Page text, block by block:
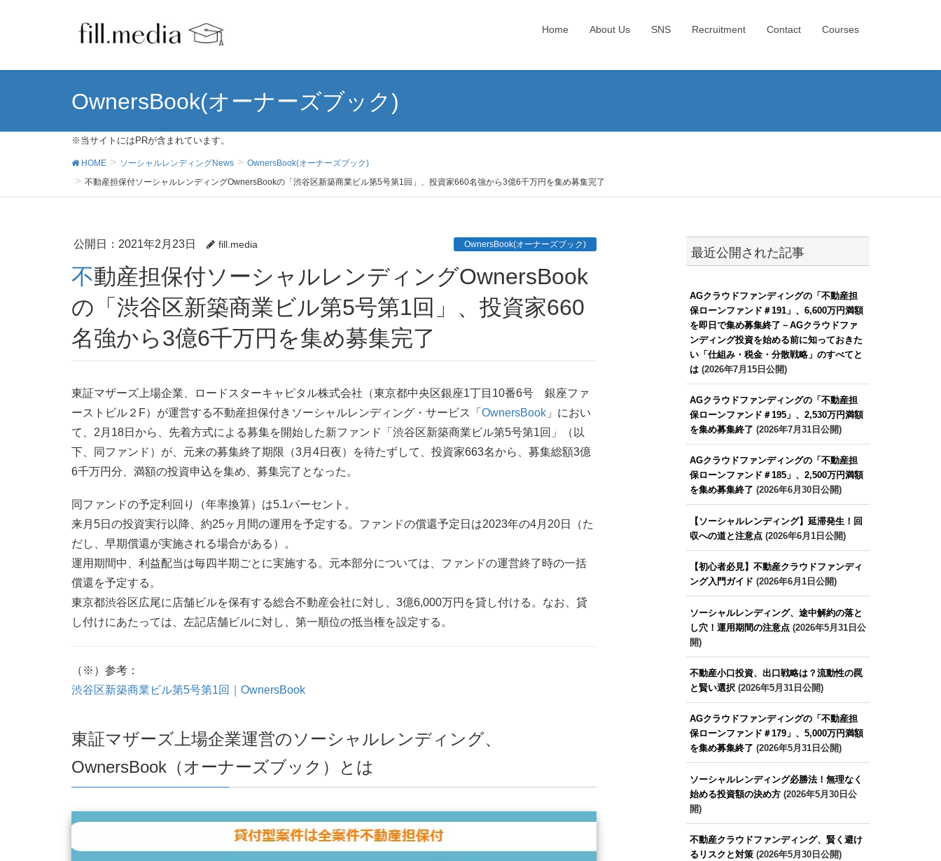
Home About Us SNS Recruitment Contact Courses
OwnersBook(オーナーズブック)
※当サイトにはPRが含まれています。
HOME ソーシャルレンディングNews
OwnersBook(オーナーズブック)
不動産担保付ソーシャルレンディングOwnersBookの「渋谷区新築商業ビル第5号第1回」、投資家660名強から3億6千万円を集め募集完了
公開日： 2021年2月23日 fill.media OwnersBook(オーナーズブック)
不動産担保付ソーシャルレンディングOwnersBook
の「渋谷区新築商業ビル第5号第1回」、投資家660
名強から3億6千万円を集め募集完了
東証マザーズ上場企業、ロードスターキャピタル株式会社（東京都中央区銀座1丁目10番6号 銀座ファ
ーストビル２F）が運営する不動産担保付きソーシャルレンディング・サービス「 OwnersBook 」におい
て、2月18日から、先着方式による募集を開始した新ファンド「渋谷区新築商業ビル第5号第1回」（以
下、同ファンド）が、元来の募集終了期限（3月4日夜）を待たずして、投資家663名から、募集総額3億
6千万円分、満額の投資申込を集め、募集完了となった。
同ファンドの予定利回り（年率換算）は5.1パーセント。
来月5日の投資実行以降、約25ヶ月間の運用を予定する。ファンドの償還予定日は2023年の4月20日（た
だし、早期償還が実施される場合がある）。
運用期間中、利益配当は毎四半期ごとに実施する。元本部分については、ファンドの運営終了時の一括
償還を予定する。
東京都渋谷区広尾に店舗ビルを保有する総合不動産会社に対し、3億6,000万円を貸し付ける。なお、貸
し付けにあたっては、左記店舗ビルに対し、第一順位の抵当権を設定する。
（※）参考：
渋谷区新築商業ビル第5号第1回｜OwnersBook
東証マザーズ上場企業運営のソーシャルレンディング、
OwnersBook（オーナーズブック）とは
最近公開された記事
AGクラウドファンディングの「不動産担
保ローンファンド＃191」、6,600万円満額
を即日で集め募集終了－AGクラウドファ
ンディング投資を始める前に知っておきた
い「仕組み・税金・分散戦略」のすべてと
は(2026年7月15日公開)
AGクラウドファンディングの「不動産担
保ローンファンド＃195」、2,530万円満額
を集め募集終了 (2026年7月31日公開)
AGクラウドファンディングの「不動産担
保ローンファンド＃185」、2,500万円満額
を集め募集終了 (2026年6月30日公開)
【ソーシャルレンディング】延滞発生！回
収への道と注意点(2026年6月1日公開)
【初心者必見】不動産クラウドファンディ
ング入門ガイド (2026年6月1日公開)
ソーシャルレンディング、途中解約の落と
し穴！運用期間の注意点(2026年5月31日公
開)
不動産小口投資、出口戦略は？流動性の罠
と賢い選択(2026年5月31日公開)
AGクラウドファンディングの「不動産担
保ローンファンド＃179」、5,000万円満額
を集め募集終了 (2026年5月31日公開)
ソーシャルレンディング必勝法！無理なく
始める投資額の決め方(2026年5月30日公
開)
不動産クラウドファンディング、賢く避け
るリスクと対策(2026年5月30日公開)